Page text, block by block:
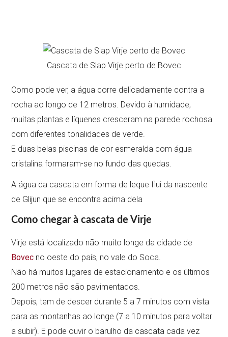
Cascata de Slap Virje perto de Bovec
Como pode ver, a água corre delicadamente contra a
rocha ao longo de 12 metros. Devido à humidade,
muitas plantas e líquenes cresceram na parede rochosa
com diferentes tonalidades de verde.
E duas belas piscinas de cor esmeralda com água
cristalina formaram-se no fundo das quedas.
A água da cascata em forma de leque flui da nascente
de Glijun que se encontra acima dela
Como chegar à cascata de Virje
Virje está localizado não muito longe da cidade de
Bovec no oeste do país, no vale do Soca.
Não há muitos lugares de estacionamento e os últimos
200 metros não são pavimentados.
Depois, tem de descer durante 5 a 7 minutos com vista
para as montanhas ao longe (7 a 10 minutos para voltar
a subir). E pode ouvir o barulho da cascata cada vez